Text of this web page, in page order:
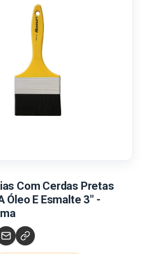
Com Cerdas Pretas
Óleo E Esmalte 3" -